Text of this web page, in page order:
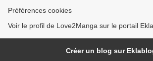
Préférences cookies
Voir le profil de Love2Manga sur le portail
Créer un blog sur